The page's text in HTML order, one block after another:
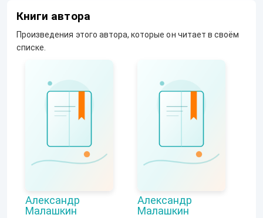
Книги автора
Произведения этого автора, которые он читает в своём
списке.
Александр
Малашкин
Александр
Малашкин